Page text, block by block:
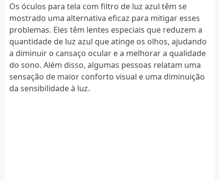
Os óculos para tela com filtro de luz azul têm se
mostrado uma alternativa eficaz para mitigar esses
problemas. Eles têm lentes especiais que reduzem a
quantidade de luz azul que atinge os olhos, ajudando
a diminuir o cansaço ocular e a melhorar a qualidade
do sono. Além disso, algumas pessoas relatam uma
sensação de maior conforto visual e uma diminuição
da sensibilidade à luz.